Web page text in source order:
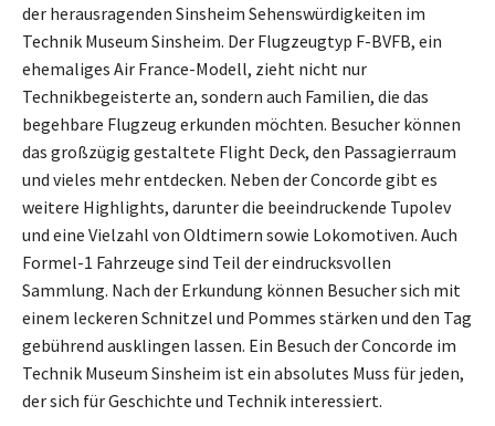
der herausragenden Sinsheim Sehenswürdigkeiten im
Technik Museum Sinsheim. Der Flugzeugtyp F-BVFB, ein
ehemaliges Air France-Modell, zieht nicht nur
Technikbegeisterte an, sondern auch Familien, die das
begehbare Flugzeug erkunden möchten. Besucher können
das großzügig gestaltete Flight Deck, den Passagierraum
und vieles mehr entdecken. Neben der Concorde gibt es
weitere Highlights, darunter die beeindruckende Tupolev
und eine Vielzahl von Oldtimern sowie Lokomotiven. Auch
Formel-1 Fahrzeuge sind Teil der eindrucksvollen
Sammlung. Nach der Erkundung können Besucher sich mit
einem leckeren Schnitzel und Pommes stärken und den Tag
gebührend ausklingen lassen. Ein Besuch der Concorde im
Technik Museum Sinsheim ist ein absolutes Muss für jeden,
der sich für Geschichte und Technik interessiert.